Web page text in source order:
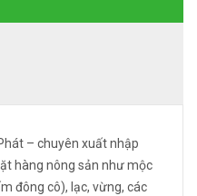
– chuyên xuất nhập
hàng nông sản như mộc
đông cô), lạc, vừng, các